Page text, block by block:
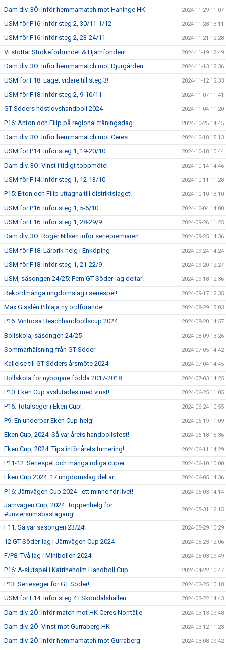
Dam div. 3Ö: Inför hemmamatch mot Haninge HK 2024-11-29 11:07
USM för P16: Inför steg 2, 30/11-1/12 2024-11-28 13:11
USM för F16: Inför steg 2, 23-24/11 2024-11-21 12:28
Vi stöttar Strokeförbundet & Hjärnfonden! 2024-11-19 12:49
Dam div. 3Ö: Inför hemmamatch mot Djurgården 2024-11-13 12:36
USM för F18: Laget vidare till steg 3! 2024-11-12 12:33
USM för F18: Inför steg 2, 9-10/11 2024-11-07 11:41
GT Söders höstlovshandboll 2024 2024-11-04 11:20
P16: Anton och Filip på regional träningsdag 2024-10-25 14:45
Dam div. 3Ö: Inför hemmamatch mot Ceres 2024-10-18 15:13
USM för P14: Inför steg 1, 19-20/10 2024-10-18 10:44
Dam div. 3Ö: Vinst i tidigt toppmöte! 2024-10-14 14:46
USM för F14: Inför steg 1, 12-13/10 2024-10-11 11:28
P15: Elton och Filip uttagna till distriktslaget! 2024-10-10 13:10
USM för P16: Inför steg 1, 5-6/10 2024-10-04 14:00
USM för F16: Inför steg 1, 28-29/9 2024-09-26 11:25
Dam div. 3Ö: Roger Nilsen inför seriepremiären 2024-09-25 14:36
USM för F18: Lärorik helg i Enköping 2024-09-24 14:24
USM för F18: Inför steg 1, 21-22/9 2024-09-20 12:27
USM, säsongen 24/25: Fem GT Söder-lag deltar! 2024-09-18 12:36
Rekordmånga ungdomslag i seriespel! 2024-09-17 12:35
Max Gisslén Pihlaja ny ordförande! 2024-08-29 15:03
P16: Vintrosa Beachhandbollscup 2024 2024-08-20 14:57
Bollskola, säsongen 24/25 2024-08-09 13:26
Sommarhälsning från GT Söder 2024-07-05 14:42
Kallelse till GT Söders årsmöte 2024 2024-07-04 14:45
Bollskola för nybörjare födda 2017-2018 2024-07-03 14:25
P10: Eken Cup avslutades med vinst! 2024-06-25 11:05
P16: Totalseger i Eken Cup! 2024-06-24 10:55
P9: En underbar Eken Cup-helg! 2024-06-19 11:09
Eken Cup, 2024: Så var årets handbollsfest! 2024-06-18 15:36
Eken Cup, 2024: Tips inför årets turnering! 2024-06-11 14:29
P11-12: Seriespel och många roliga cuper 2024-06-10 10:00
Eken Cup 2024: 17 ungdomslag deltar 2024-06-05 14:36
P16: Järnvägen Cup 2024 - ett minne för livet! 2024-06-03 14:14
Järnvägen Cup, 2024: Toppenhelg för
#unviersumsbästagäng!
2024-05-31 12:15
F11: Så var säsongen 23/24! 2024-05-29 10:29
12 GT Söder-lag i Järnvägen Cup 2024 2024-05-23 12:06
F/P8: Två lag i Minibollen 2024 2024-05-03 09:49
P16: A-slutspel i Katrineholm Handboll Cup 2024-04-22 10:47
P13: Serieseger för GT Söder! 2024-03-25 10:18
USM för F14: Inför steg 4 i Sköndalshallen 2024-03-22 14:43
Dam div. 2Ö: Inför match mot HK Ceres Norrtälje 2024-03-13 09:48
Dam div. 2Ö: Vinst mot Gurraberg HK 2024-03-12 11:23
Dam div. 2Ö: Inför hemmamatch mot Gurraberg 2024-03-08 09:42